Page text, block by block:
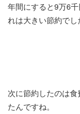
年間にすると9万6
れは大きい節約でし
次に節約したのは
たんですね。